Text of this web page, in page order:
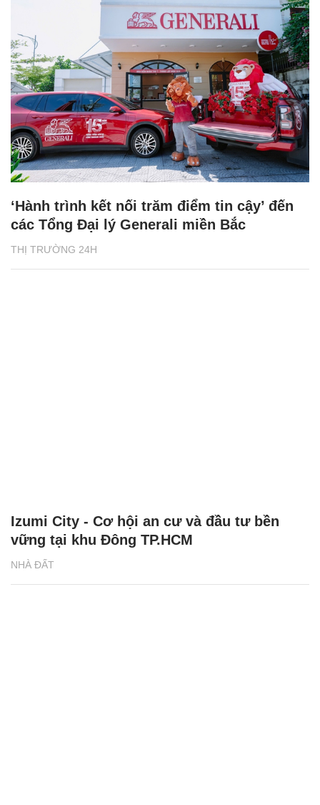
THỊ TRƯỜNG 24H
‘Hành trình kết nối trăm điểm tin cậy’ đến
các Tổng Đại lý Generali miền Bắc
NHÀ ĐẤT
Izumi City - Cơ hội an cư và đầu tư bền
vững tại khu Đông TP.HCM